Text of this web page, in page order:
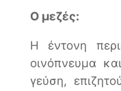
Ο μεζές:
Η έντονη
οινόπνευμα
γεύση,